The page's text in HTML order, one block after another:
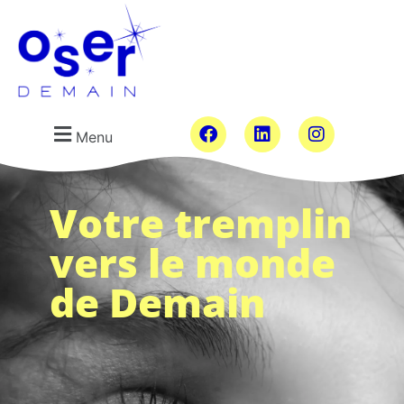
Menu
Votre tremplin
vers le monde
de Demain